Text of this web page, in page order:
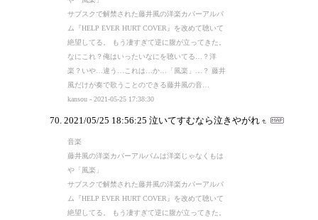
サブスクで解禁された藤井風の洋楽カバーアルバ
ム『HELP EVER HURT COVER』を改めて聴いて
絶望してる。 もう凄すぎて逆に腹が立ってきた。
なにこれ？俺はいったいなにを聴いてる…？洋
楽？いや…違う…これは…か…「風楽」…？ 藤井
風だけが奏で歌うことのできる藤井風の音…
kansou - 2021-05-25 17:38:30
2021/05/25 18:56:25 泣いてすむなら泣きやがれ
音楽
藤井風の洋楽カバーアルバムは洋楽じゃなくもは
や「風楽」
サブスクで解禁された藤井風の洋楽カバーアルバ
ム『HELP EVER HURT COVER』を改めて聴いて
絶望してる。 もう凄すぎて逆に腹が立ってきた。